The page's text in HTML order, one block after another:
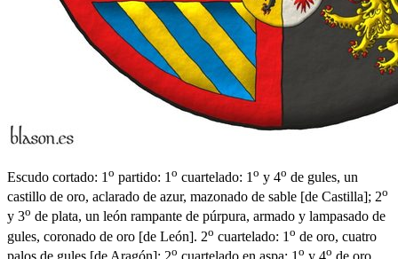
Escudo cortado: 1 o partido: 1 o cuartelado: 1 o y 4o de gules, un
castillo de oro, aclarado de azur, mazonado de sable [de Castilla]; 2o
y 3o de plata, un león rampante de púrpura, armado y lampasado de
gules, coronado de oro [de León]. 2o cuartelado: 1 o de oro, cuatro
o o o